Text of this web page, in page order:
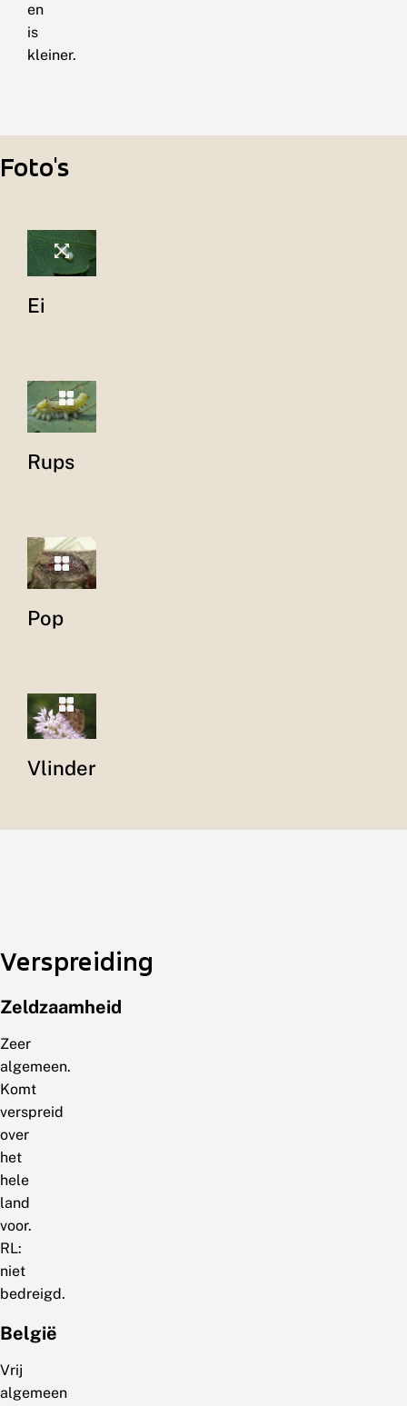
en
is
kleiner.
Foto's
Ei
Rups
Pop
Vlinder
Verspreiding
Zeldzaamheid
Zeer
algemeen.
Komt
verspreid
over
het
hele
land
voor.
RL:
niet
bedreigd.
België
Vrij
algemeen